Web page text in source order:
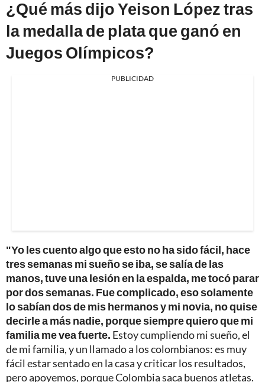
¿Qué más dijo Yeison López tras
la medalla de plata que ganó en
Juegos Olímpicos?
PUBLICIDAD
"Yo les cuento algo que esto no ha sido fácil, hace
tres semanas mi sueño se iba, se salía de las
manos, tuve una lesión en la espalda, me tocó parar
por dos semanas. Fue complicado, eso solamente
lo sabían dos de mis hermanos y mi novia, no quise
decirle a más nadie, porque siempre quiero que mi
familia me vea fuerte. Estoy cumpliendo mi sueño, el
de mi familia, y un llamado a los colombianos: es muy
fácil estar sentado en la casa y criticar los resultados,
pero apoyemos, porque Colombia saca buenos atletas.